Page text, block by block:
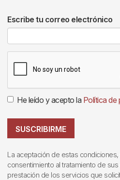
Escribe tu correo electrónico
He leído y acepto la Política de
SUSCRIBIRME
La aceptación de estas
consentimiento al tratamiento de
prestación de los servicios que